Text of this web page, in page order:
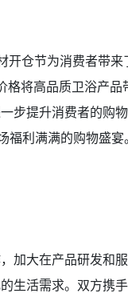
开仓节为消费者带
格将高品质卫浴产
步提升消费者的购
福利满满的购物盛宴
加大在产品研发和
生活需求。双方携